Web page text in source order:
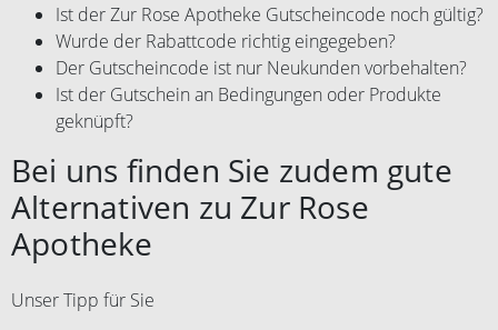
Ist der Zur Rose Apotheke Gutscheincode noch gültig?
Wurde der Rabattcode richtig eingegeben?
Der Gutscheincode ist nur Neukunden vorbehalten?
Ist der Gutschein an Bedingungen oder Produkte
geknüpft?
Bei uns finden Sie zudem gute
Alternativen zu Zur Rose
Apotheke
Unser Tipp für Sie